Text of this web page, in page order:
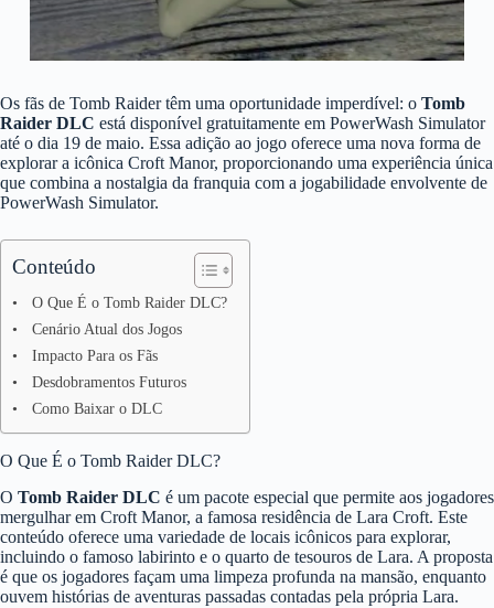
Os fãs de Tomb Raider têm uma oportunidade imperdível: o Tomb
Raider DLC está disponível gratuitamente em PowerWash Simulator
até o dia 19 de maio. Essa adição ao jogo oferece uma nova forma de
explorar a icônica Croft Manor, proporcionando uma experiência única
que combina a nostalgia da franquia com a jogabilidade envolvente de
PowerWash Simulator.
Conteúdo
O Que É o Tomb Raider DLC?
Cenário Atual dos Jogos
Impacto Para os Fãs
Desdobramentos Futuros
Como Baixar o DLC
O Que É o Tomb Raider DLC?
O Tomb Raider DLC é um pacote especial que permite aos jogadores
mergulhar em Croft Manor, a famosa residência de Lara Croft. Este
conteúdo oferece uma variedade de locais icônicos para explorar,
incluindo o famoso labirinto e o quarto de tesouros de Lara. A proposta
é que os jogadores façam uma limpeza profunda na mansão, enquanto
ouvem histórias de aventuras passadas contadas pela própria Lara.